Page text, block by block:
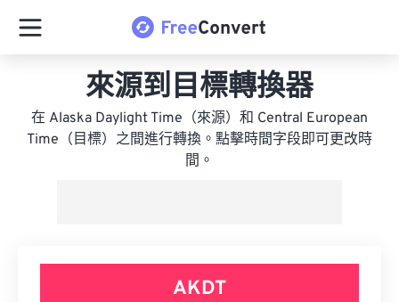
來源到目標轉換器
在 Alaska Daylight Time（來源）和 Central European
Time（目標）之間進行轉換。點擊時間字段即可更改時
間。
AKDT